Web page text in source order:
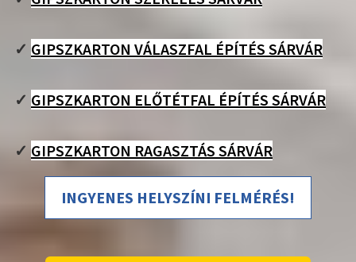
✓ GIPSZKARTON VÁLASZFAL ÉPÍTÉS SÁRVÁR
✓ GIPSZKARTON ELŐTÉTFAL ÉPÍTÉS SÁRVÁR
✓ GIPSZKARTON RAGASZTÁS SÁRVÁR
INGYENES HELYSZÍNI FELMÉRÉS!